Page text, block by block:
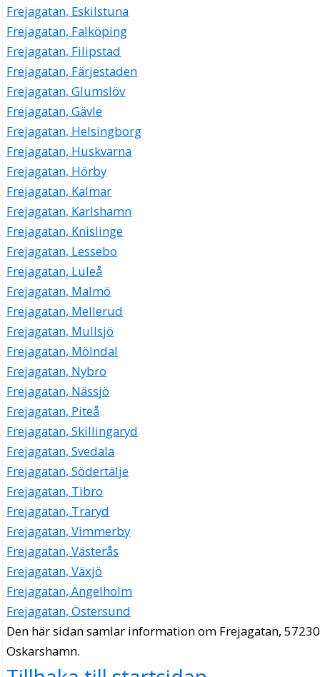
Frejagatan, Eskilstuna
Frejagatan, Falköping
Frejagatan, Filipstad
Frejagatan, Färjestaden
Frejagatan, Glumslöv
Frejagatan, Gävle
Frejagatan, Helsingborg
Frejagatan, Huskvarna
Frejagatan, Hörby
Frejagatan, Kalmar
Frejagatan, Karlshamn
Frejagatan, Knislinge
Frejagatan, Lessebo
Frejagatan, Luleå
Frejagatan, Malmö
Frejagatan, Mellerud
Frejagatan, Mullsjö
Frejagatan, Mölndal
Frejagatan, Nybro
Frejagatan, Nässjö
Frejagatan, Piteå
Frejagatan, Skillingaryd
Frejagatan, Svedala
Frejagatan, Södertälje
Frejagatan, Tibro
Frejagatan, Traryd
Frejagatan, Vimmerby
Frejagatan, Västerås
Frejagatan, Växjö
Frejagatan, Ängelholm
Frejagatan, Östersund
Den här sidan samlar information om Frejagatan,
Oskarshamn.